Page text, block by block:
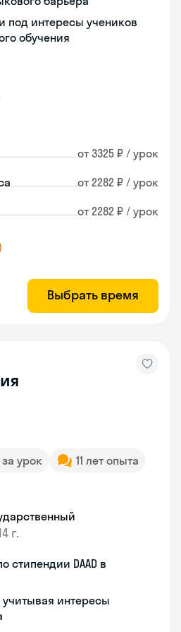
под интересы учеников
обучения
от 3325 ₽ / урок
от 2282 ₽ / урок
от 2282 ₽ / урок
Выбрать время
за урок
11 лет опыта
г.
стипендии DAAD в
учитывая интересы